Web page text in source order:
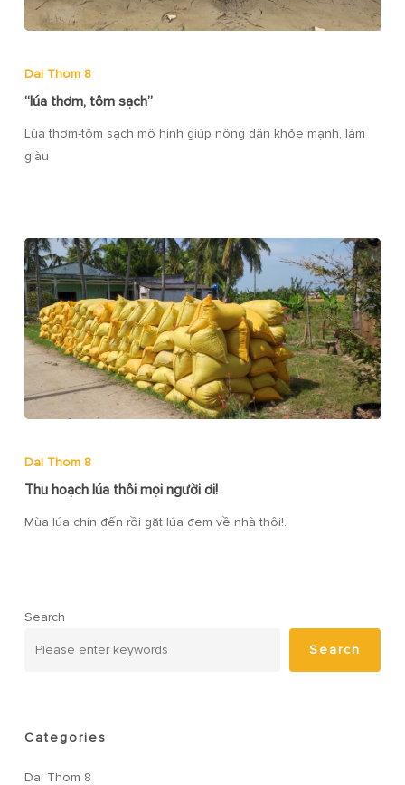
Dai Thom 8
“lúa thơm, tôm sạch”
Lúa thơm-tôm sạch mô hình giúp nông dân khỏe mạnh, làm
giàu
Dai Thom 8
Thu hoạch lúa thôi mọi người ơi!
Mùa lúa chín đến rồi gặt lúa đem về nhà thôi!.
Search
Search
Categories
Dai Thom 8